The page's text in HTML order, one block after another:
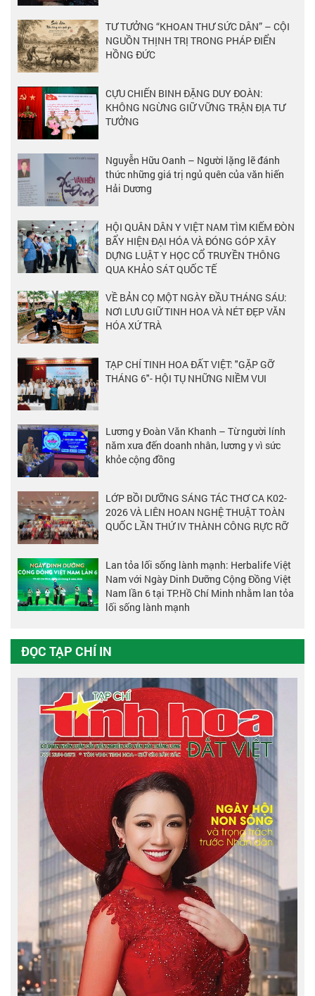
TƯ TƯỞNG “KHOAN THƯ SỨC DÂN” – CỘI
NGUỒN THỊNH TRỊ TRONG PHÁP ĐIỂN
HỒNG ĐỨC
CỰU CHIẾN BINH ĐẶNG DUY ĐOÀN:
KHÔNG NGỪNG GIỮ VỮNG TRẬN ĐỊA TƯ
TƯỞNG
Nguyễn Hữu Oanh – Người lặng lẽ đánh
thức những giá trị ngủ quên của văn hiến
Hải Dương
HỘI QUÂN DÂN Y VIỆT NAM TÌM KIẾM ĐÒN
BẨY HIỆN ĐẠI HÓA VÀ ĐÓNG GÓP XÂY
DỰNG LUẬT Y HỌC CỔ TRUYỀN THÔNG
QUA KHẢO SÁT QUỐC TẾ
VỀ BẢN CỌ MỘT NGÀY ĐẦU THÁNG SÁU:
NƠI LƯU GIỮ TINH HOA VÀ NÉT ĐẸP VĂN
HÓA XỨ TRÀ
TẠP CHÍ TINH HOA ĐẤT VIỆT: "GẶP GỠ
THÁNG 6"- HỘI TỤ NHỮNG NIỀM VUI
Lương y Đoàn Văn Khanh – Từ người lính
năm xưa đến doanh nhân, lương y vì sức
khỏe cộng đồng
LỚP BỒI DƯỠNG SÁNG TÁC THƠ CA K02-
2026 VÀ LIÊN HOAN NGHỆ THUẬT TOÀN
QUỐC LẦN THỨ IV THÀNH CÔNG RỰC RỠ
Lan tỏa lối sống lành mạnh: Herbalife Việt
Nam với Ngày Dinh Dưỡng Cộng Đồng Việt
Nam lần 6 tại TP.Hồ Chí Minh nhằm lan tỏa
lối sống lành mạnh
ĐỌC TẠP CHÍ IN